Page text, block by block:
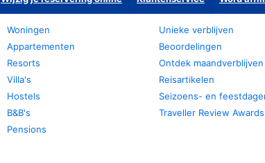
Woningen
Appartementen
Resorts
Villa's
Hostels
B&B's
Pensions
Unieke verblijven
Beoordelingen
Ontdek maandverblijven
Reisartikelen
Seizoens- en
Traveller Review Awards